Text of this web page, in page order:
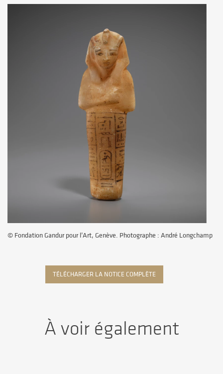
© Fondation Gandur pour l’Art, Genève. Photographe : André Longchamp
TÉLÉCHARGER LA NOTICE COMPLÈTE
À voir également